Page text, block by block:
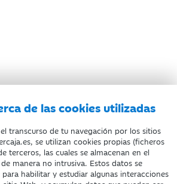
de las cookies utilizadas
transcurso de tu navegación por los sitios
se utilizan cookies propias (ficheros
terceros, las cuales se almacenan en el
manera no intrusiva. Estos datos se
habilitar y estudiar algunas interacciones
C.I.F. G-50000652.
Fundaciones del Mº de Educación,